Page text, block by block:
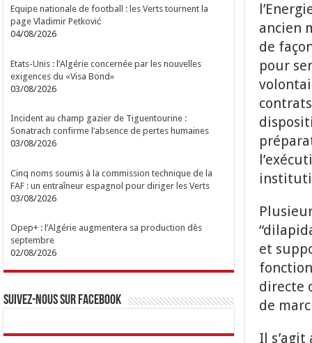
ancien
de
pour
et
directe
de
Il
Equipe nationale de football : les Verts tournent la
page Vladimir Petković
04/08/2026
Etats-Unis : l’Algérie concernée par les nouvelles
exigences du «Visa Bond»
03/08/2026
Incident au champ gazier de Tiguentourine :
Sonatrach confirme l’absence de pertes humaines
03/08/2026
Cinq noms soumis à la commission technique de la
FAF : un entraîneur espagnol pour diriger les Verts
03/08/2026
Opep+ : l’Algérie augmentera sa production dès
septembre
02/08/2026
Suivez-nous sur Facebook